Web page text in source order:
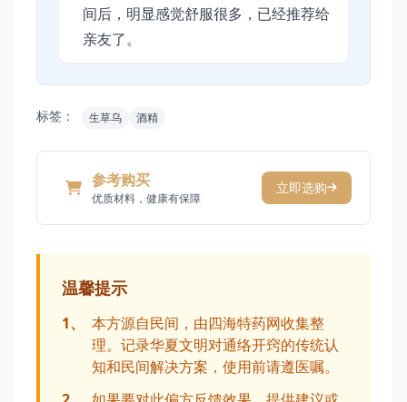
间后，明显感觉舒服很多，已经推荐给
亲友了。
标签： 生草乌 酒精
参考购买
优质材料，健康有保障
立即选购
温馨提示
1、
本方源自民间，由四海特药网收集整
理。记录华夏文明对通络开窍的传统认
知和民间解决方案，使用前请遵医嘱。